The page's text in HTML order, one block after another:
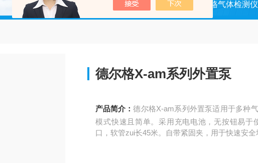
首页 产品中心 德尔格气体检测仪
德尔格X-am系列外置泵
产品简介：德尔格X-am系列外置泵适用于多种
模式快速且简单。采用充电电池，无按钮易于
口，软管zui长45米。自带紧固夹，用于快速安全